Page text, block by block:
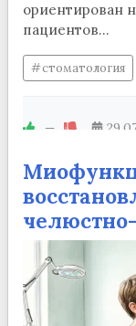
ориентирован
пациентов...
стоматология
—